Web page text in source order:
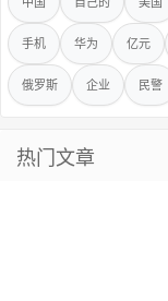
手机 华为 亿元
俄罗斯 企业 民警
热门文章